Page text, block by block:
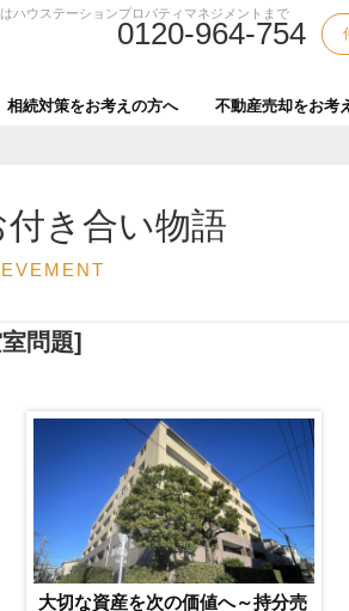
ハウステーションプロパティマネジメントまで
0120-964-754
相続対策をお考えの方へ 不動産売却をお考
き合い物語
問題]
大切な資産を次の価値へ～持分売